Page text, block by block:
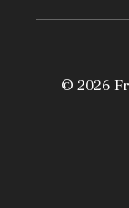
© 2026